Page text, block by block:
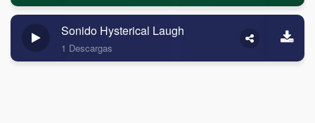
Sonido Hysterical Laugh
1 Descargas